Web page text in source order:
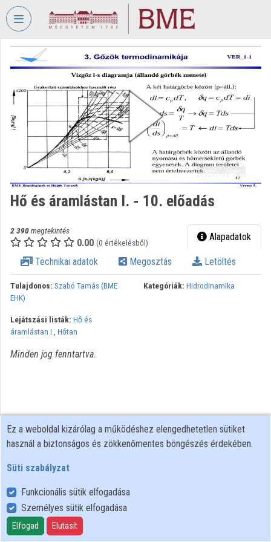
Fejléc kihagyása Menü kihagyása Tartalom kihagyása
VIDEO TORIUM
BUDAPESTI
MŰSZAKI
ÉS
GAZDASÁGTUDOMÁNYI
EGYETEM
Intézményi kezdőlap
Bejelentkezés
Kategóriák
Intézményi listák
Intézmények
Közreműködők
Hő és áramlástan I. - 10. előadás
2 390megtekintés
0.00 (0 értékelésből) Alapadatok
Technikai adatok Megosztás Letöltés
Tulajdonos: Szabó Tamás (BME
EHK)
Kategóriák: Hidrodinamika
Lejátszási listák: Hő és
áramlástan I., Hőtan
Minden jog fenntartva.
Felhasználói szabályzat
Adatkezelési tájékoztató
Süti szabályzat
Ez a weboldal kizárólag a működéshez elengedhetetlen sütiket
használ a biztonságos és zökkenőmentes böngészés érdekében.
Süti szabályzat
Funkcionális sütik elfogadása
Személyes sütik elfogadása
Elfogad Elutasít